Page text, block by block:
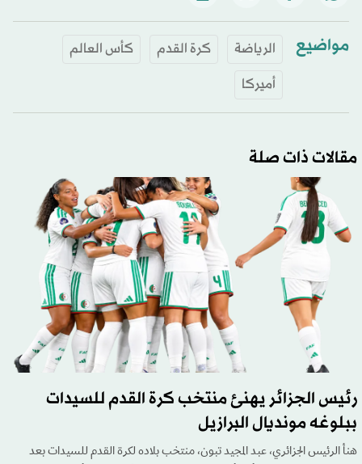
مواضيع الرياضة كرة القدم
كأس العالم
أميركا
مقالات ذات صلة
رئيس الجزائر يهنئ منتخب كرة القدم للسيدات
ببلوغه مونديال البرازيل
هنأ الرئيس الجزائري، عبد المجيد تبون، منتخب بلاده لكرة القدم للسيدات بعد